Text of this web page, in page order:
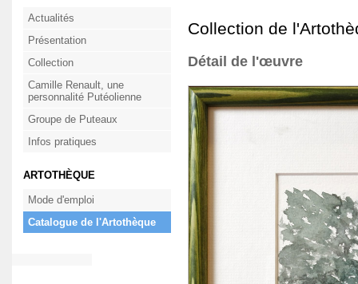
Actualités
Présentation
Collection
Camille Renault, une
personnalité Putéolienne
Groupe de Puteaux
Infos pratiques
ARTOTHÈQUE
Mode d'emploi
Catalogue de l'Artothèque
Collection de
Détail de l'œuvre